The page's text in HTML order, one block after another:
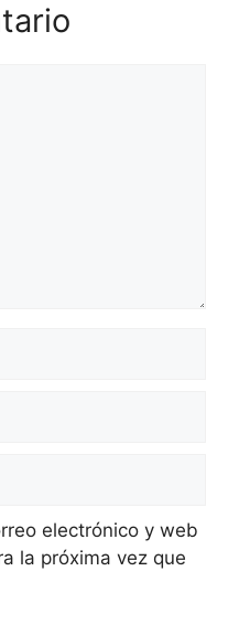
electrónico y web
la próxima vez que